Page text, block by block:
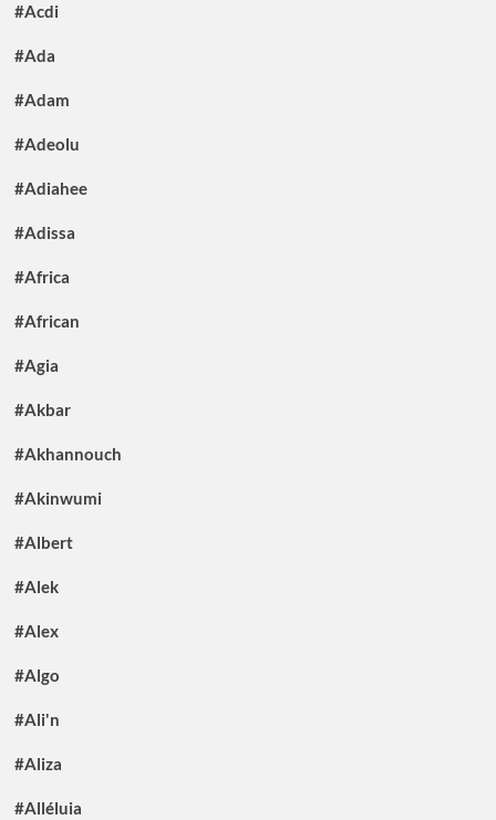
#Acdi
#Ada
#Adam
#Adeolu
#Adiahee
#Adissa
#Africa
#African
#Agia
#Akbar
#Akhannouch
#Akinwumi
#Albert
#Alek
#Alex
#Algo
#Ali'n
#Aliza
#Alléluia